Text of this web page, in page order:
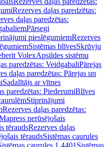
Rezerves daļas paredzētas:
daļas paredzētas:
Pārsegi
pieslēgumiemRezerves
Sistēmas blīvesSkrūvju
VolexApsildes sistēmu
paredzētas: VeidgabaliPārejas
daļas paredzētas: Pārejas un
Sadalītājs ar vītnes
paredzētas: PiederumiBlīves
Stiprinājumi
Rezerves daļas paredzētas:
nerūsējošais
tēraudsRezerves daļas
tēraudsSistēmas caurules
caurules 1.4401 Sistēmas